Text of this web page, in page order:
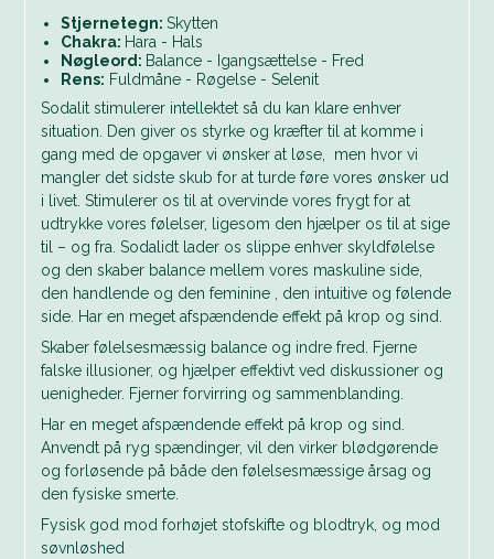
Stjernetegn: Skytten
Chakra: Hara - Hals
Nøgleord: Balance - Igangsættelse - Fred
Rens: Fuldmåne - Røgelse - Selenit
Sodalit stimulerer intellektet så du kan klare enhver
situation. Den giver os styrke og kræfter til at komme i
gang med de opgaver vi ønsker at løse, men hvor vi
mangler det sidste skub for at turde føre vores ønsker ud
i livet. Stimulerer os til at overvinde vores frygt for at
udtrykke vores følelser, ligesom den hjælper os til at sige
til – og fra. Sodalidt lader os slippe enhver skyldfølelse
og den skaber balance mellem vores maskuline side,
den handlende og den feminine , den intuitive og følende
side. Har en meget afspændende effekt på krop og sind.
Skaber følelsesmæssig balance og indre fred. Fjerne
falske illusioner, og hjælper effektivt ved diskussioner og
uenigheder. Fjerner forvirring og sammenblanding.
Har en meget afspændende effekt på krop og sind.
Anvendt på ryg spændinger, vil den virker blødgørende
og forløsende på både den følelsesmæssige årsag og
den fysiske smerte.
Fysisk god mod forhøjet stofskifte og blodtryk, og mod
søvnløshed